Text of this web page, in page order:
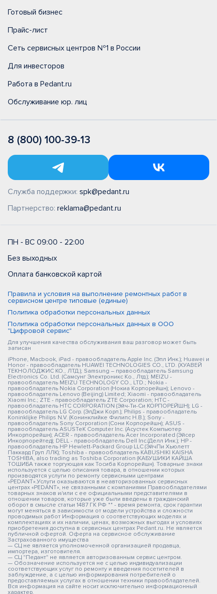
Готовый бизнес
Прайс-лист
Сеть сервисных центров №1 в России
Для инвесторов
Работа в Pedant.ru
Обслуживание юр. лиц
8 (800) 100-39-13
Служба поддержки: spk@pedant.ru
Партнерство: reklama@pedant.ru
ПН - ВС 09:00 - 22:00
Без выходных
Оплата банковской картой
Правила и условия на выполнение ремонтных работ в
сервисном центре типовые (единые)
Политика обработки персональных данных
Политика обработки персональных данных в ООО
"Цифровой сервис"
Для улучшения качества обслуживания ваш разговор может быть
записан
iPhone, Macbook, iPad - правообладатель Apple Inc. (Эпл Инк.); Huawei и
Honor - правообладатель HUAWEI TECHNOLOGIES CO., LTD. (ХУАВЕЙ
ТЕКНОЛОДЖИС КО., ЛТД.); Samsung – правообладатель Samsung
Electronics Co. Ltd. (Самсунг Электроникс Ко., Лтд.); MEIZU -
правообладатель MEIZU TECHNOLOGY CO., LTD.; Nokia -
правообладатель Nokia Corporation (Нокиа Корпорейшн); Lenovo -
правообладатель Lenovo (Beijing) Limited; Xiaomi - правообладатель
Xiaomi Inc.; ZTE - правообладатель ZTE Corporation; HTC -
правообладатель HTC CORPORATION (Эйч-Ти-Си КОРПОРЕЙШН); LG -
правообладатель LG Corp. (ЭлДжи Корп.); Philips - правообладатель
Koninklijke Philips N.V. (Конинклийке Филипс Н.В.); Sony -
правообладатель Sony Corporation (Сони Корпорейшн); ASUS -
правообладатель ASUSTeK Computer Inc. (Асустек Компьютер
Инкорпорейшн); ACER - правообладатель Acer Incorporated (Эйсер
Инкорпорейтед); DELL - правообладатель Dell Inc.(Делл Инк.); HP -
правообладатель HP Hewlett-Packard Group LLC (ЭйчПи Хьюлетт
Паккард Груп ЛЛК); Toshiba - правообладатель KABUSHIKI KAISHA
TOSHIBA, also trading as Toshiba Corporation (КАБУШИКИ КАЙША
ТОШИБА также торгующая как Тосиба Корпорейшн). Товарные знаки
используется с целью описания товара, в отношении которых
производятся услуги по ремонту сервисными центрами
«PEDANT».Услуги оказываются в неавторизованных сервисных
центрах «PEDANT», не связанными с компаниями Правообладателями
товарных знаков и/или с ее официальными представителями в
отношении товаров, которые уже были введены в гражданский
оборот в смысле статьи 1487 ГК РФ ** - время ремонта, срок гарантии
могут меняться в зависимости от модели устройства и сложности
проводимых работ Информация о соответствующих моделях и
комплектациях и их наличии, ценах, возможных выгодах и условиях
приобретения доступна в сервисных центрах Pedant.ru. Не является
публичной офертой. Оферта на сервисное обслуживание
Застрахованного имущества
— СЦ не является уполномоченной организацией продавца,
импортера, изготовителя.
— СЦ "Педант" не является авторизованным сервис центром.
— Обозначение используется не с целью индивидуализации
соответствующих услуг по ремонту и введения посетителей в
заблуждение, а с целью информирования потребителей о
предоставляемых услугах в отношении техники правообладателей.
Вся информация на сайте носит исключительно информационный
характер.